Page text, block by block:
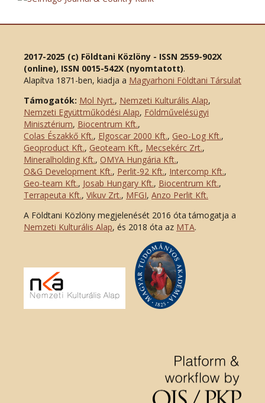
2017-2025 (c) Földtani Közlöny - ISSN 2559-902X
(online), ISSN 0015-542X (nyomtatott).
Alapítva 1871-ben, kiadja a Magyarhoni Földtani Társulat
Támogatók: Mol Nyrt., Nemzeti Kulturális Alap,
Nemzeti Együttműködési Alap, Földművelésügyi
Minisztérium, Biocentrum Kft.,
Colas Északkő Kft., Elgoscar 2000 Kft., Geo-Log Kft.,
Geoproduct Kft., Geoteam Kft., Mecsekérc Zrt.,
Mineralholding Kft., OMYA Hungária Kft.,
O&G Development Kft., Perlit-92 Kft., Intercomp Kft.,
Geo-team Kft., Josab Hungary Kft., Biocentrum Kft.,
Terrapeuta Kft., Vikuv Zrt., MFGI, Anzo Perlit Kft.
A Földtani Közlöny megjelenését 2016 óta támogatja a
Nemzeti Kulturális Alap, és 2018 óta az MTA.